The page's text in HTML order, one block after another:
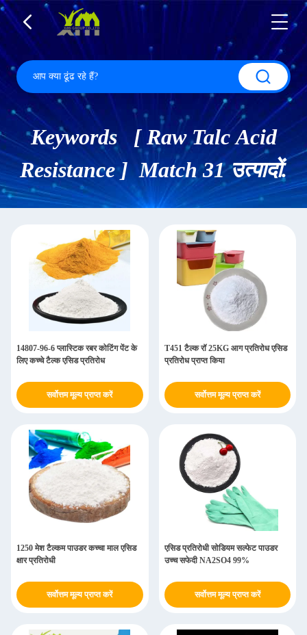
Keywords [ Raw Talc Acid
Resistance ] Match 31 उत्पादों.
14807-96-6 प्लास्टिक रबर कोटिंग पेंट के
लिए कच्चे टैल्क एसिड प्रतिरोध
सर्वोत्तम मूल्य प्राप्त करें
T451 टैल्क रॉ 25KG आग प्रतिरोध एसिड
प्रतिरोध प्राप्त किया
सर्वोत्तम मूल्य प्राप्त करें
1250 मेश टैल्कम पाउडर कच्चा माल एसिड
क्षार प्रतिरोधी
सर्वोत्तम मूल्य प्राप्त करें
एसिड प्रतिरोधी सोडियम सल्फेट पाउडर
उच्च सफेदी NA2SO4 99%
सर्वोत्तम मूल्य प्राप्त करें